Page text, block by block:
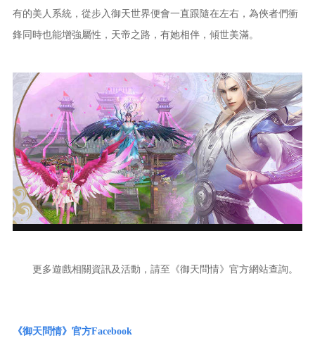
有的美人系統，從步入御天世界便會一直跟隨在左右，為俠者們衝
鋒同時也能增強屬性，天帝之路，有她相伴，傾世美滿。
更多遊戲相關資訊及活動，請至《御天問情》官方網站查詢。
《御天問情》官方Facebook